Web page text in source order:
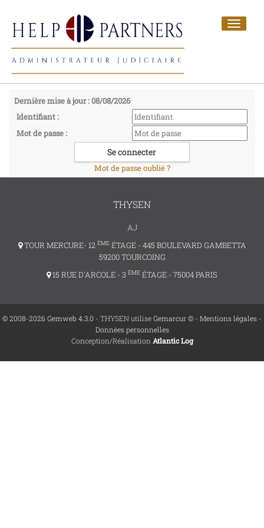
Toggle
Dernière mise à jour : 08/08/2026
Identifiant :
Mot de passe :
Mot de passe oublié ?
THYSEN
AJ
TOUR MERCURE- 12 ÈMEÉTAGE - 445 BOULEVARD GAMBETTA
59200 TOURCOING
15 RUE D'ARCOLE - 3 ÈME ÉTAGE - 75004 PARIS
© 2008-2026 Gemweb 4.3.0 - THYSEN utiliseGemarcur © - Mentions légales -
Données personnelles
Conception/Réalisation Atlantic Log